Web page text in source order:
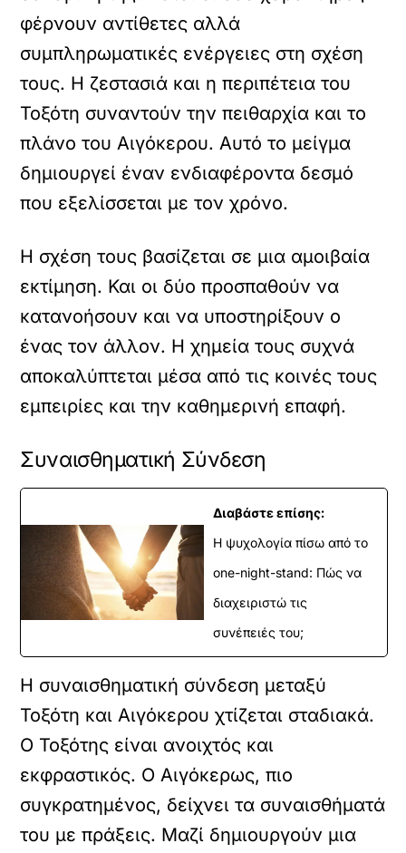
φέρνουν αντίθετες αλλά
συμπληρωματικές ενέργειες στη σχέση
τους. Η ζεστασιά και η περιπέτεια του
Τοξότη συναντούν την πειθαρχία και το
πλάνο του Αιγόκερου. Αυτό το μείγμα
δημιουργεί έναν ενδιαφέροντα δεσμό
που εξελίσσεται με τον χρόνο.
Η σχέση τους βασίζεται σε μια αμοιβαία
εκτίμηση. Και οι δύο προσπαθούν να
κατανοήσουν και να υποστηρίξουν ο
ένας τον άλλον. Η χημεία τους συχνά
αποκαλύπτεται μέσα από τις κοινές τους
εμπειρίες και την καθημερινή επαφή.
Συναισθηματική Σύνδεση
Διαβάστε επίσης:
Η ψυχολογία πίσω από το
one-night-stand: Πώς να
διαχειριστώ τις
συνέπειές του;
Η συναισθηματική σύνδεση μεταξύ
Τοξότη και Αιγόκερου χτίζεται σταδιακά.
Ο Τοξότης είναι ανοιχτός και
εκφραστικός. Ο Αιγόκερως, πιο
συγκρατημένος, δείχνει τα συναισθήματά
του με πράξεις. Μαζί δημιουργούν μια